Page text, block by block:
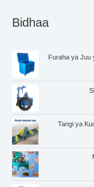
Bidhaa
Furaha ya Juu
Tangi ya